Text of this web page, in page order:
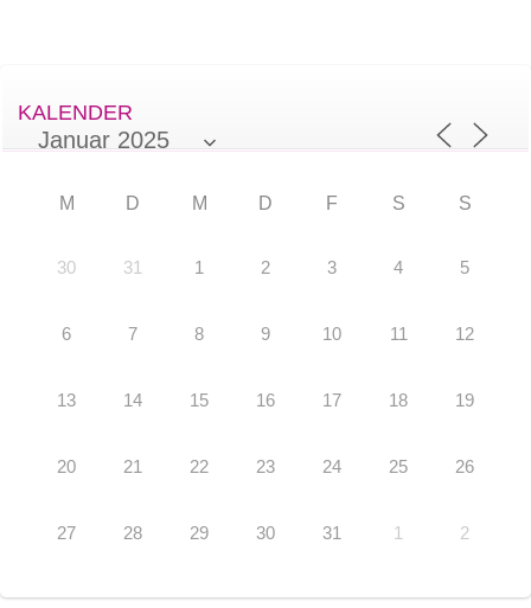
KALENDER
M D M D F S S
30 31 1 2 3 4 5
6 7 8 9 10 11 12
13 14 15 16 17 18 19
20 21 22 23 24 25 26
27 28 29 30 31 1 2